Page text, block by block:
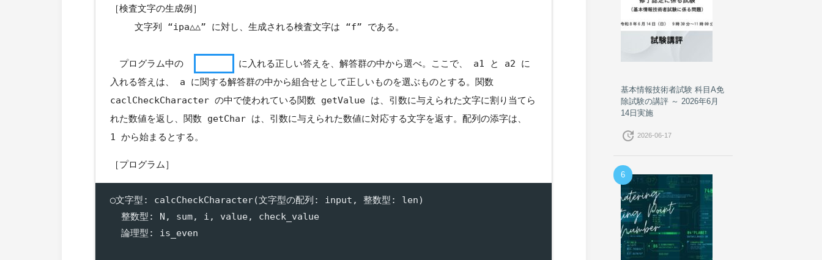
［検査文字の生成例］
文字列 “ipa△△” に対し、生成される検査文字は “f” である。
プログラム中の
に入れる正しい答えを、解答群の中から選べ。ここで、 a1 と a2 に
入れる答えは、 a に関する解答群の中から組合せとして正しいものを選ぶものとする。関数
caclCheckCharacter の中で使われている関数 getValue は、引数に与えられた文字に割り当てら
れた数値を返し、関数 getChar は、引数に与えられた数値に対応する文字を返す。配列の添字は、
1 から始まるとする。
［プログラム］
◯文字型: calcCheckCharacter(文字型の配列: input, 整数型: len)
  整数型: N, sum, i, value, check_value
  論理型: is_even
基本情報技術者試験 科目A免
除試験の講評 ～ 2026年6月
14日実施
update 2026-06-17
6